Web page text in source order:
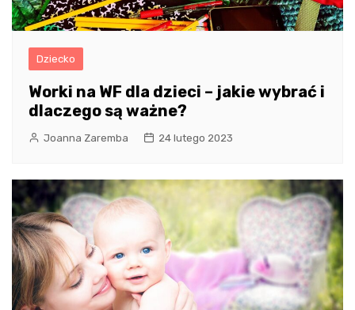
Dziecko
Worki na WF dla dzieci – jakie wybrać i
dlaczego są ważne?
Joanna Zaremba 24 lutego 2023